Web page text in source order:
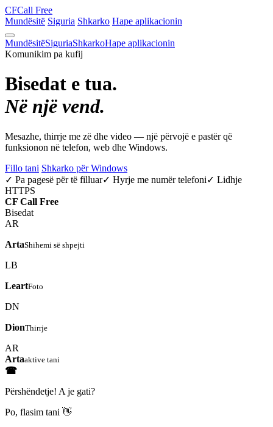
CFCall Free
Mundësitë Siguria Shkarko Hape aplikacionin
MundësitëSiguriaShkarkoHape aplikacionin
Komunikim pa kufij
Bisedat e tua.
Në një vend.
Mesazhe, thirrje me zë dhe video — një përvojë e pastër që
funksionon në telefon, web dhe Windows.
Fillo tani Shkarko për Windows
✓ Pa pagesë për të filluar✓ Hyrje me numër telefoni✓ Lidhje
HTTPS
CF Call Free
Bisedat
AR
ArtaShihemi së shpejti
LB
LeartFoto
DN
DionThirrje
AR
Artaaktive tani
☎
Përshëndetje! A je gati?
Po, flasim tani 👋